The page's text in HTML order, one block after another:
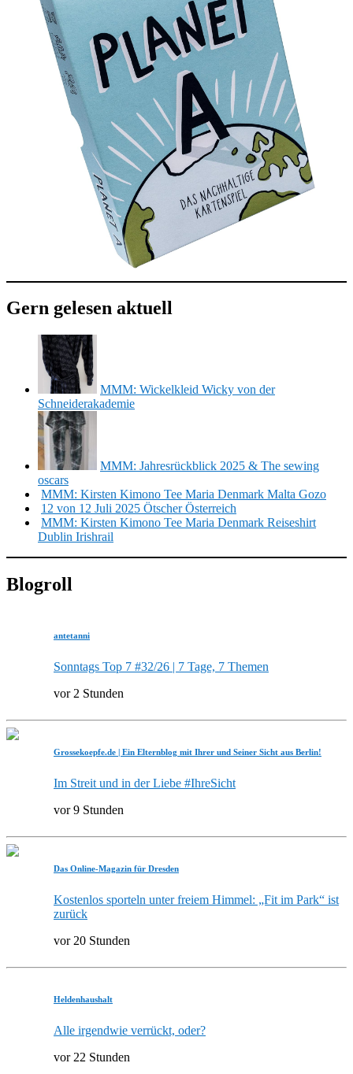
Gern gelesen aktuell
MMM: Wickelkleid Wicky von der
Schneiderakademie
MMM: Jahresrückblick 2025 & The sewing
oscars
MMM: Kirsten Kimono Tee Maria Denmark Malta Gozo
12 von 12 Juli 2025 Ötscher Österreich
MMM: Kirsten Kimono Tee Maria Denmark Reiseshirt
Dublin Irishrail
Blogroll
antetanni
Sonntags Top 7 #32/26 | 7 Tage, 7 Themen
vor 2 Stunden
Grossekoepfe.de | Ein Elternblog mit Ihrer und Seiner Sicht aus Berlin!
Im Streit und in der Liebe #IhreSicht
vor 9 Stunden
Das Online-Magazin für Dresden
Kostenlos sporteln unter freiem Himmel: „Fit im Park“ ist
zurück
vor 20 Stunden
Heldenhaushalt
Alle irgendwie verrückt, oder?
vor 22 Stunden